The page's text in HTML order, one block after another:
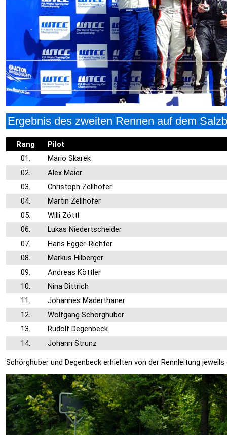
Ergebnis des zweiten Rennen auf dem
Rang
Pilot
01.
Mario Skarek
02.
Alex Maier
03.
Christoph Zellhofer
04.
Martin Zellhofer
05.
Willi Zöttl
06.
Lukas Niedertscheider
07.
Hans Egger-Richter
08.
Markus Hilberger
09.
Andreas Köttler
10.
Nina Dittrich
11.
Johannes Maderthaner
12.
Wolfgang Schörghuber
13.
Rudolf Degenbeck
14.
Johann Strunz
Schörghuber und Degenbeck erhielten von der Rennleitung